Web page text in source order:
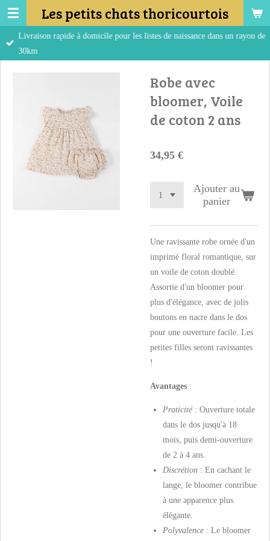
Passer
au
contenu
Les petits chats thoricourtois
Livraison rapide à domicile pour les listes de naissance dans un rayon de
30km
Robe avec
bloomer, Voile
de coton 2 ans
34,95 €
Ajouter au
panier
Une ravissante robe ornée d'un
imprimé floral romantique, sur
un voile de coton doublé.
Assortie d'un bloomer pour
plus d'élégance, avec de jolis
boutons en nacre dans le dos
pour une ouverture facile. Les
petites filles seront ravissantes
!
Avantages :
Praticité : Ouverture totale
dans le dos jusqu'à 18
mois, puis demi-ouverture
de 2 à 4 ans.
Discrétion : En cachant le
lange, le bloomer contribue
à une apparence plus
élégante.
Polyvalence : Le bloomer